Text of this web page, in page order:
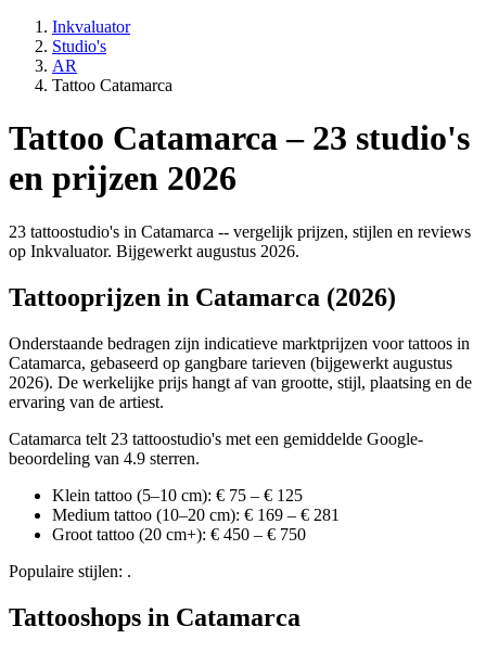
Inkvaluator
Studio's
AR
Tattoo Catamarca
Tattoo Catamarca – 23 studio's
en prijzen 2026
23 tattoostudio's in Catamarca -- vergelijk prijzen, stijlen en reviews
op Inkvaluator. Bijgewerkt augustus 2026.
Tattooprijzen in Catamarca (2026)
Onderstaande bedragen zijn indicatieve marktprijzen voor tattoos in
Catamarca, gebaseerd op gangbare tarieven (bijgewerkt augustus
2026). De werkelijke prijs hangt af van grootte, stijl, plaatsing en de
ervaring van de artiest.
Catamarca telt 23 tattoostudio's met een gemiddelde Google-
beoordeling van 4.9 sterren.
Klein tattoo (5–10 cm): € 75 – € 125
Medium tattoo (10–20 cm): € 169 – € 281
Groot tattoo (20 cm+): € 450 – € 750
Populaire stijlen: .
Tattooshops in Catamarca